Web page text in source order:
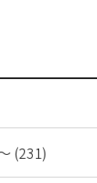
(231)